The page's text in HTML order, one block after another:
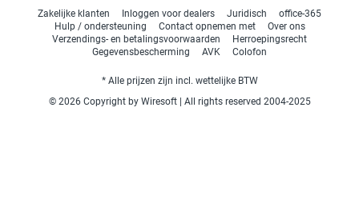
Zakelijke klanten Inloggen voor dealers Juridisch
office-365
Hulp / ondersteuning
Contact opnemen met
Over ons
Verzendings- en betalingsvoorwaarden
Herroepingsrecht
Gegevensbescherming
AVK Colofon
* Alle prijzen zijn incl. wettelijke BTW
© 2026 Copyright by Wiresoft | All rights reserved 2004-2025